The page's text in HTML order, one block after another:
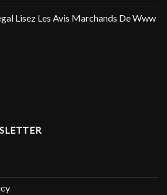
Lisez Les Avis Marchands De Www